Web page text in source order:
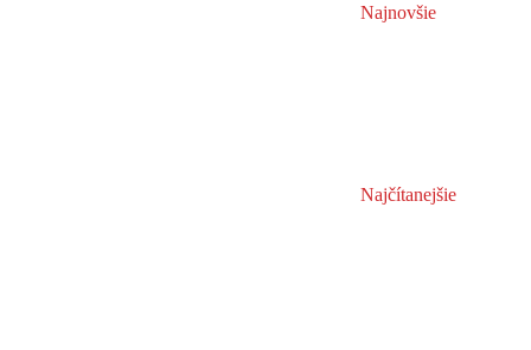
Najnovšie
Najčítanejšie